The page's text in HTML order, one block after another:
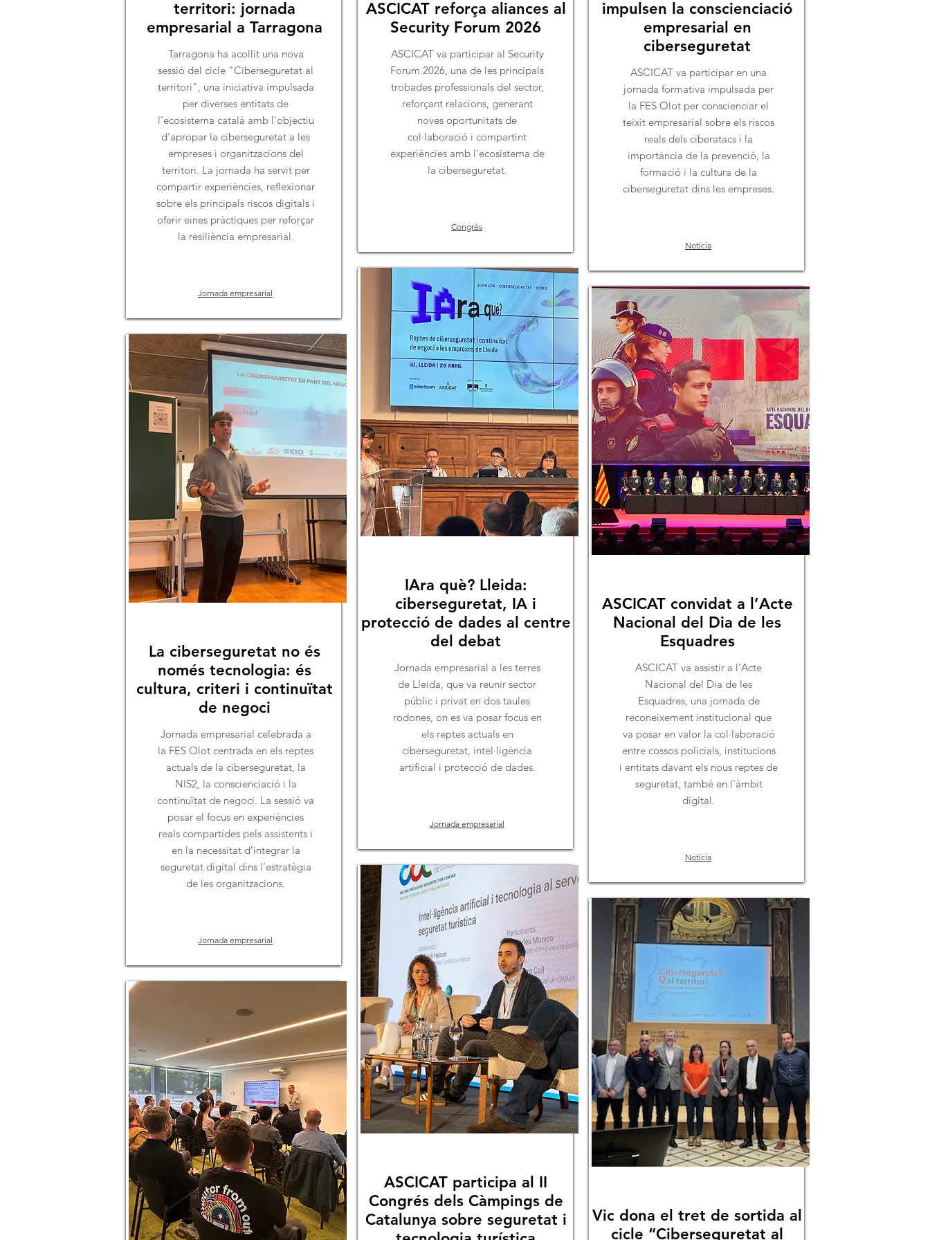
territori: jornada
empresarial a Tarragona
Tarragona ha acollit una nova
sessió del cicle "Ciberseguretat al
territori", una iniciativa impulsada
per diverses entitats de
l'ecosistema català amb l'objectiu
d'apropar la ciberseguretat a les
empreses i organitzacions del
territori. La jornada ha servit per
compartir experiències, reflexionar
sobre els principals riscos digitals i
oferir eines pràctiques per reforçar
la resiliència empresarial.
Jornada empresarial
La ciberseguretat no és
només tecnologia: és
cultura, criteri i continuïtat
de negoci
Jornada empresarial celebrada a
la FES Olot centrada en els reptes
actuals de la ciberseguretat, la
NIS2, la conscienciació i la
continuïtat de negoci. La sessió va
posar el focus en experiències
reals compartides pels assistents i
en la necessitat d’integrar la
seguretat digital dins l’estratègia
de les organitzacions.
Jornada empresarial
ASCICAT reforça aliances al
Security Forum 2026
ASCICAT va participar al Security
Forum 2026, una de les principals
trobades professionals del sector,
reforçant relacions, generant
noves oportunitats de
col·laboració i compartint
experiències amb l'ecosistema de
la ciberseguretat.
Congrés
IAra què? Lleida:
ciberseguretat, IA i
protecció de dades al centre
del debat
Jornada empresarial a les terres
de Lleida, que va reunir sector
públic i privat en dos taules
rodones, on es va posar focus en
els reptes actuals en
ciberseguretat, intel·ligència
artificial i protecció de dades.
Jornada empresarial
ASCICAT participa al II
Congrés dels Càmpings de
Catalunya sobre seguretat i
impulsen la conscienciació
empresarial en
ciberseguretat
ASCICAT va participar en una
jornada formativa impulsada per
la FES Olot per conscienciar el
teixit empresarial sobre els riscos
reals dels ciberatacs i la
importància de la prevenció, la
formació i la cultura de la
ciberseguretat dins les empreses.
Notícia
ASCICAT convidat a l’Acte
Nacional del Dia de les
Esquadres
ASCICAT va assistir a l’Acte
Nacional del Dia de les
Esquadres, una jornada de
reconeixement institucional que
va posar en valor la col·laboració
entre cossos policials, institucions
i entitats davant els nous reptes de
seguretat, també en l’àmbit
digital.
Notícia
Vic dona el tret de sortida al
cicle “Ciberseguretat al